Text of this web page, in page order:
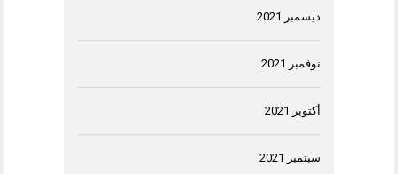
ديسمبر 2021
نوفمبر 2021
أكتوبر 2021
سبتمبر 2021